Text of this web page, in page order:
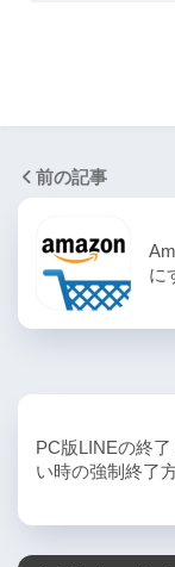
前の記事
に
PC版LINEの終
い時の強制終了